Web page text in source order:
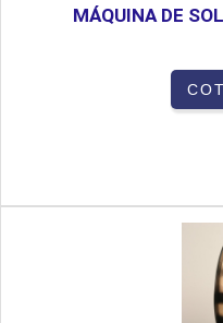
MÁQUINA DE